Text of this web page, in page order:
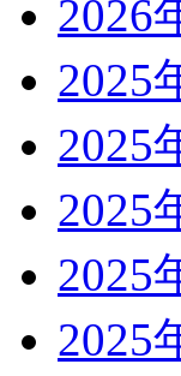
2026
2025
2025
2025
2025
2025